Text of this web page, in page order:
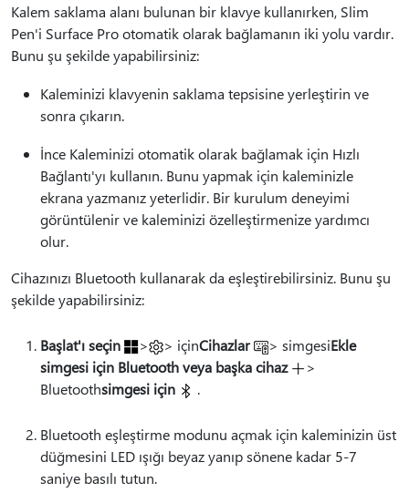
Kalem saklama alanı bulunan bir klavye kullanırken, Slim
Pen'i Surface Pro otomatik olarak bağlamanın iki yolu vardır.
Bunu şu şekilde yapabilirsiniz:
Kaleminizi klavyenin saklama tepsisine yerleştirin ve
sonra çıkarın.
İnce Kaleminizi otomatik olarak bağlamak için Hızlı
Bağlantı'yı kullanın. Bunu yapmak için kaleminizle
ekrana yazmanız yeterlidir. Bir kurulum deneyimi
görüntülenir ve kaleminizi özelleştirmenize yardımcı
olur.
Cihazınızı Bluetooth kullanarak da eşleştirebilirsiniz. Bunu şu
şekilde yapabilirsiniz:
Başlat'ı seçin > > içinCihazlar > simgesiEkle
simgesi için Bluetooth veya başka cihaz
>
Bluetoothsimgesi için .
Bluetooth eşleştirme modunu açmak için kaleminizin üst
düğmesini LED ışığı beyaz yanıp sönene kadar 5-7
saniye basılı tutun.